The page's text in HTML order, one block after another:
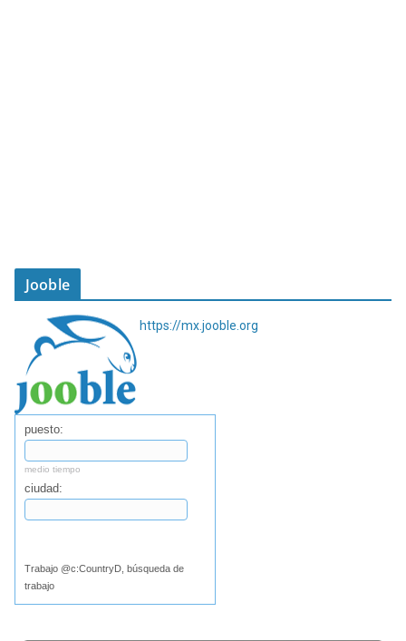
Jooble
https://mx.jooble.org
puesto:
medio tiempo
ciudad:
Trabajo @c:CountryD, búsqueda de
trabajo